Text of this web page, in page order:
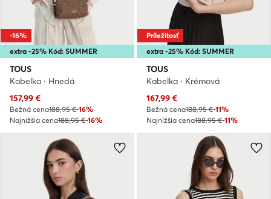
extra -25% Kód: SUMMER
-16%
TOUS
Kabelka · Hnedá
Aktuálna cena
157,99 €
Bežná cena188,95 €-16%
Najnižšia cena188,95 €-16%
extra -25% Kód: SUMMER
Príležitosť
TOUS
Kabelka · Krémová
Aktuálna cena
167,99 €
Bežná cena188,95 €-11%
Najnižšia cena188,95 €-11%